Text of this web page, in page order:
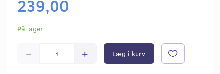
239,00
På lager
Læg i kurv